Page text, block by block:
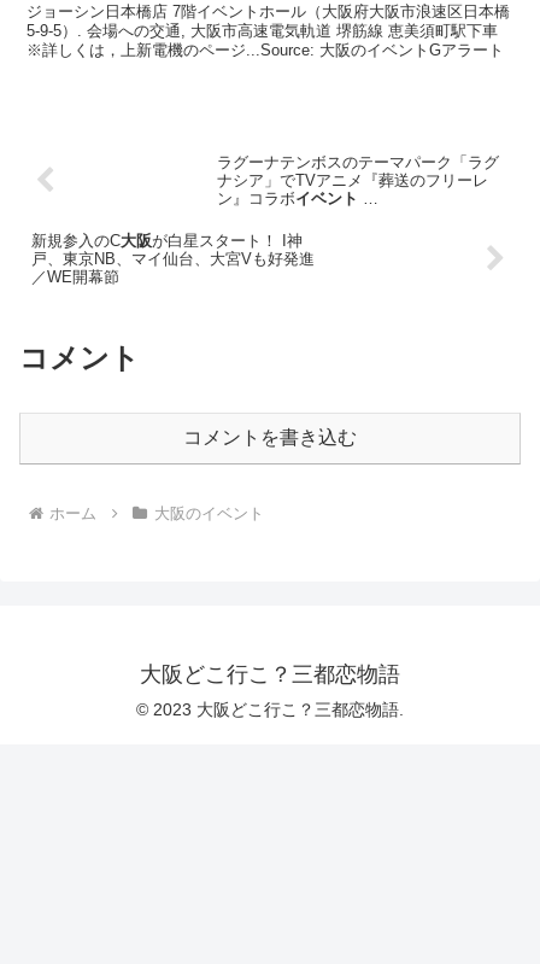
ジョーシン日本橋店 7階イベントホール（大阪府大阪市浪速区日本橋
5-9-5）. 会場への交通, 大阪市高速電気軌道 堺筋線 恵美須町駅下車
※詳しくは，上新電機のページ...Source: 大阪のイベントGアラート
ラグーナテンボスのテーマパーク「ラグ
ナシア」でTVアニメ『葬送のフリーレ
ン』コラボイベント
新規参入のC大阪が白星スタート！ I神
戸、東京NB、マイ仙台、大宮Vも好発進
／WE開幕節
コメント
コメントを書き込む
ホーム 大阪のイベント
大阪どこ行こ？三都恋物語
© 2023 大阪どこ行こ？三都恋物語.